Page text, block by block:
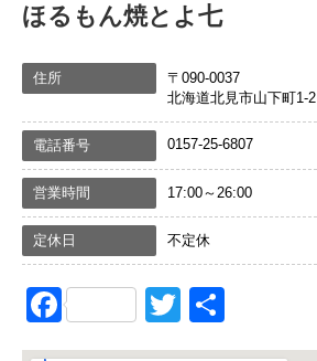
ほるもん焼とよ七
住所
〒090-0037
北海道北見市山下町1-2
電話番号 0157-25-6807
営業時間 17:00～26:00
定休日 不定休
FacebookTwitter
有